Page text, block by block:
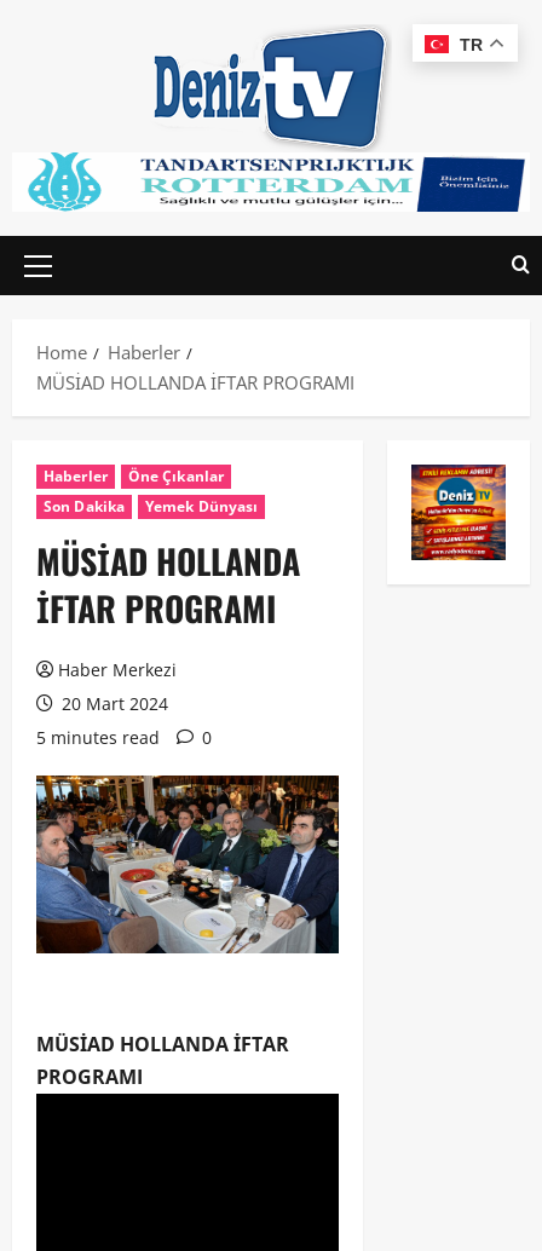
Home
Haberler
MÜSİAD HOLLANDA İFTAR PROGRAMI
Haberler
Öne Çıkanlar
Son Dakika
Yemek Dünyası
MÜSİAD HOLLANDA
İFTAR PROGRAMI
Haber Merkezi
20 Mart 2024
5 minutes read
0
MÜSİAD HOLLANDA İFTAR
PROGRAMI
TR